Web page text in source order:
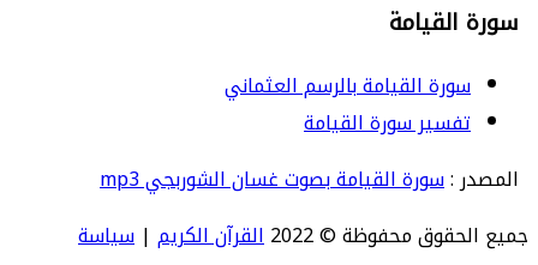
سورة القيامة
سورة القيامة بالرسم العثماني
تفسير سورة القيامة
المصدر :سورة القيامة بصوت غسان الشوربجي mp3
جميع الحقوق محفوظة © 2022
القرآن الكريم | سياسة